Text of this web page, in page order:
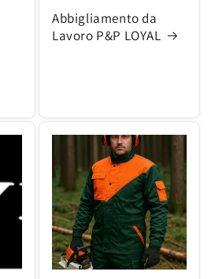
Abbigliamento da
Lavoro P&P LOYAL